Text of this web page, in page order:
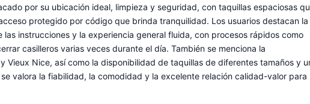
por su ubicación ideal, limpieza y seguridad, con taquillas espaciosas
protegido por código que brinda tranquilidad. Los usuarios destacan la
instrucciones y la experiencia general fluida, con procesos rápidos como
casilleros varias veces durante el día. También se menciona la
Vieux Nice, así como la disponibilidad de taquillas de diferentes tamaños y
valora la fiabilidad, la comodidad y la excelente relación calidad-valor para